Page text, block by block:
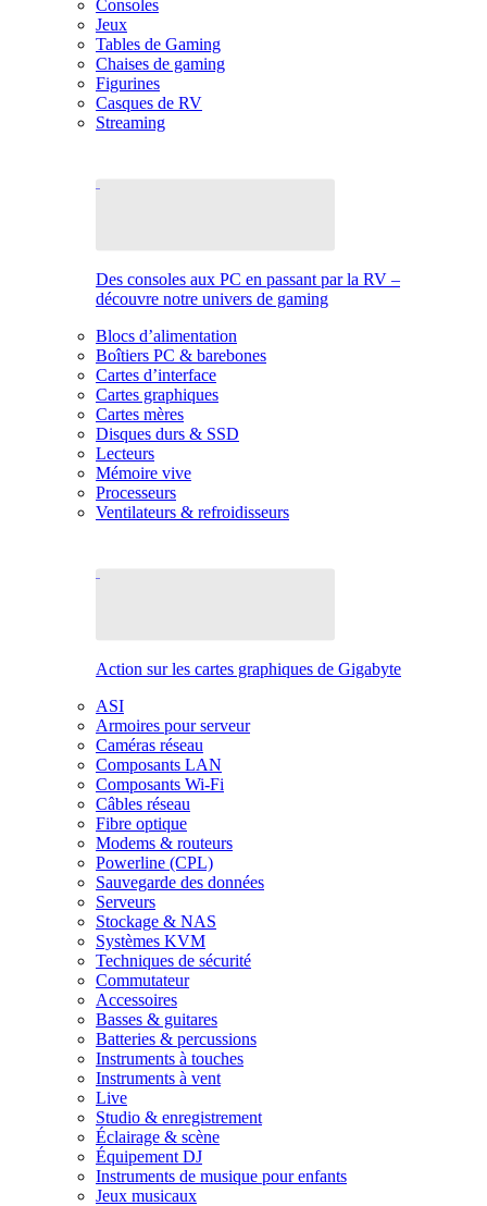
Consoles
Jeux
Tables de Gaming
Chaises de gaming
Figurines
Casques de RV
Streaming
Des consoles aux PC en passant par la RV –
découvre notre univers de gaming
Blocs d’alimentation
Boîtiers PC & barebones
Cartes d’interface
Cartes graphiques
Cartes mères
Disques durs & SSD
Lecteurs
Mémoire vive
Processeurs
Ventilateurs & refroidisseurs
Action sur les cartes graphiques de Gigabyte
ASI
Armoires pour serveur
Caméras réseau
Composants LAN
Composants Wi-Fi
Câbles réseau
Fibre optique
Modems & routeurs
Powerline (CPL)
Sauvegarde des données
Serveurs
Stockage & NAS
Systèmes KVM
Techniques de sécurité
Commutateur
Accessoires
Basses & guitares
Batteries & percussions
Instruments à touches
Instruments à vent
Live
Studio & enregistrement
Éclairage & scène
Équipement DJ
Instruments de musique pour enfants
Jeux musicaux